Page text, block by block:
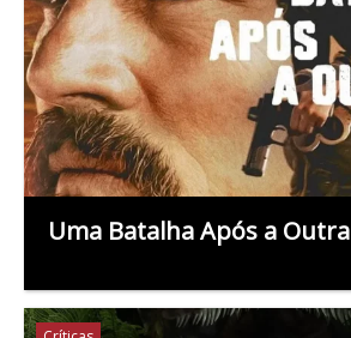
Uma Batalha Após a Outra